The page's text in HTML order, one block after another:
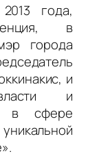
года,
в
города
и
и
в сфере